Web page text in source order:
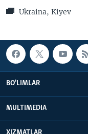
Ukraina, Kiyev
BO'LIMLAR
MULTIMEDIA